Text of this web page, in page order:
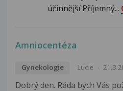
účinnější Příjemný...
Amniocentéza
Gynekologie Lucie
Dobrý den. Ráda bych Vás